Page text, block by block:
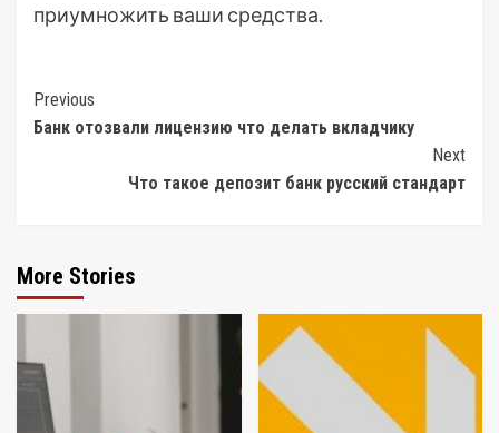
приумножить ваши средства.
Post
Navigation
Previous
Банк отозвали лицензию что делать вкладчику
Next
Что такое депозит банк русский стандарт
More Stories